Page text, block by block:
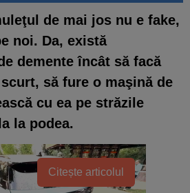
de mai jos nu e fake,
noi. Da, există
demente încât să facă
să fure o maşină de
cu ea pe străzile
la podea.
Citește articolul